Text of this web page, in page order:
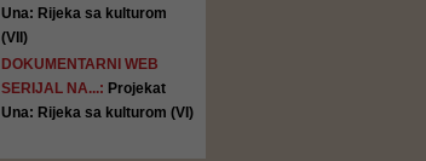
Una: Rijeka sa kulturom
(VII)
DOKUMENTARNI WEB
SERIJAL NA...: Projekat
Una: Rijeka sa kulturom (VI)